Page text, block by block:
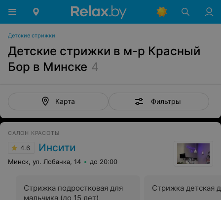
Детские стрижки
Детские стрижки в м-р Красный
Бор в Минске 4
Карта Фильтры
САЛОН КРАСОТЫ
4.6 Инсити
Минск, ул. Лобанка, 14 до 20:00
Стрижка подростковая для
мальчика (до 15 лет)
Стрижка детская